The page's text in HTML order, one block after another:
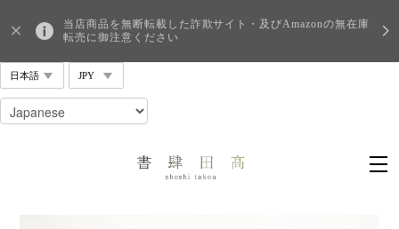
当店商品を無断転載した詐欺サイト・及びAmazonの無在庫
転売に御注意ください